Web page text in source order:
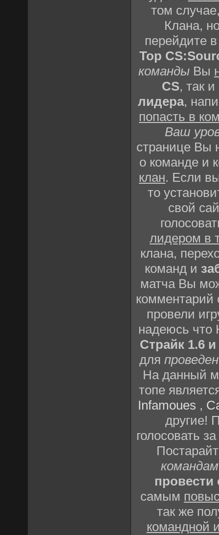
том
Клана,
перейдите
Top
командыВы
CS, так и
лидера,
попасть в
Ваш
странице Вы
о команде и
клан. Если
то
свой
лидером в
клана,
команд и
матча Вы
комментарий
провели
надеюсь
Страйк 1.6
для
На данный
топе
Infamoues ,
другие!
голосовать
провести
самым
так же
командной